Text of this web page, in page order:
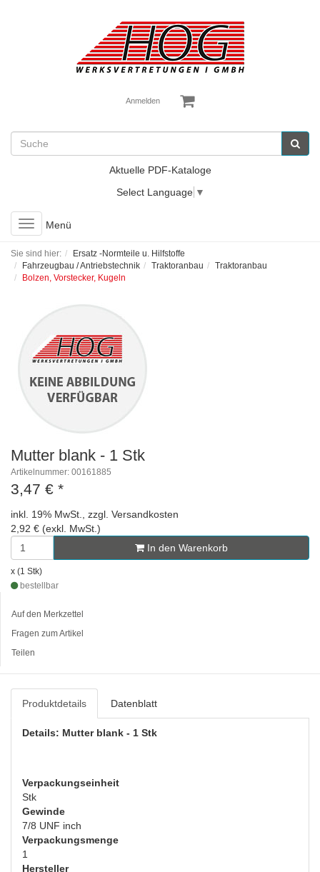
Anmelden
Aktuelle PDF-Kataloge
Select Language ▼
Toggle
navigation
Menü
Sie sind hier:
Ersatz -Normteile u. Hilfstoffe
Fahrzeugbau / Antriebstechnik
Traktoranbau
Traktoranbau
Bolzen, Vorstecker, Kugeln
Mutter blank - 1 Stk
Artikelnummer: 00161885
3,47 € *
inkl. 19% MwSt., zzgl. Versandkosten
2,92 € (exkl. MwSt.)
In den Warenkorb
x (1 Stk)
bestellbar
Auf den Merkzettel
Fragen zum Artikel
Teilen
Produktdetails Datenblatt
Details: Mutter blank - 1 Stk
Verpackungseinheit
Stk
Gewinde
7/8 UNF inch
Verpackungsmenge
1
Hersteller